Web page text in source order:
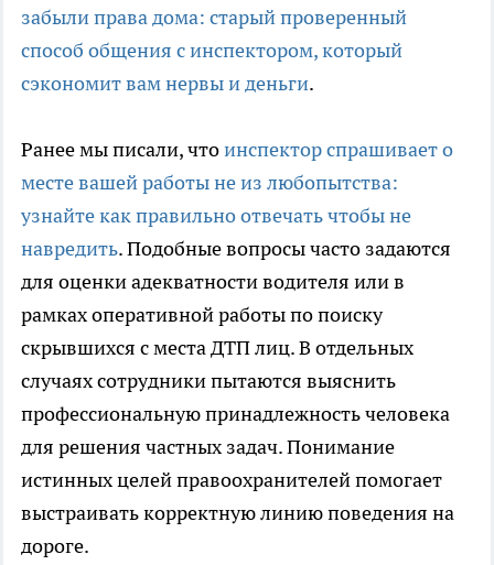
забыли права дома: старый проверенный
способ общения с инспектором, который
сэкономит вам нервы и деньги.
Ранее мы писали, чтоинспектор спрашивает о
месте вашей работы не из любопытства:
узнайте как правильно отвечать чтобы не
навредить. Подобные вопросы часто задаются
для оценки адекватности водителя или в
рамках оперативной работы по поиску
скрывшихся с места ДТП лиц. В отдельных
случаях сотрудники пытаются выяснить
профессиональную принадлежность человека
для решения частных задач. Понимание
истинных целей правоохранителей помогает
выстраивать корректную линию поведения на
дороге.